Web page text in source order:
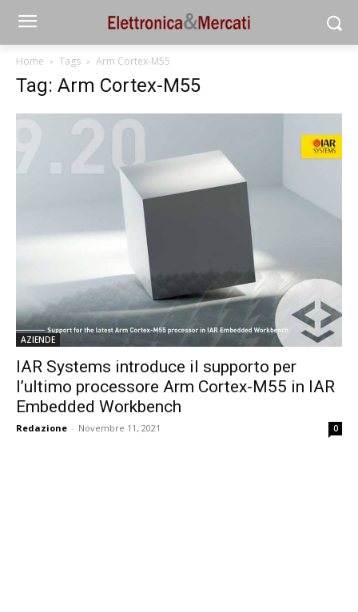
Home Tags Arm Cortex-M55
Tag: Arm Cortex-M55
AZIENDE
IAR Systems introduce il supporto per
l’ultimo processore Arm Cortex-M55 in IAR
Embedded Workbench
Redazione - Novembre 11, 2021 0